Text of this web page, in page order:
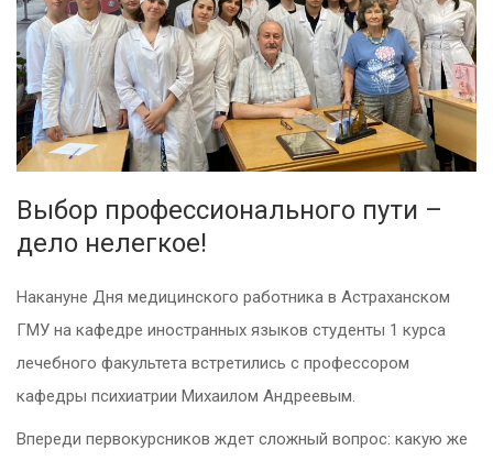
Выбор профессионального пути –
дело нелегкое!
Накануне Дня медицинского работника в Астраханском
ГМУ на кафедре иностранных языков студенты 1 курса
лечебного факультета встретились с профессором
кафедры психиатрии Михаилом Андреевым.
Впереди первокурсников ждет сложный вопрос: какую же